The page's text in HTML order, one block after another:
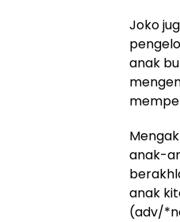
Joko
anak
anak-
anak
(adv/